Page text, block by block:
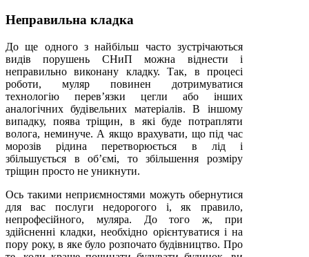
Неправильна кладка
До ще одного з найбільш часто зустрічаються
видів порушень СНиП можна віднести і
неправильно виконану кладку. Так, в процесі
роботи, муляр повинен дотримуватися
технологію перев’язки цегли або інших
аналогічних будівельних матеріалів. В іншому
випадку, поява тріщин, в які буде потрапляти
волога, неминуче. А якщо врахувати, що під час
морозів рідина перетворюється в лід і
збільшується в об’ємі, то збільшення розміру
тріщин просто не уникнути.
Ось такими неприємностями можуть обернутися
для вас послуги недорогого і, як правило,
непрофесійного, муляра. До того ж, при
здійсненні кладки, необхідно орієнтуватися і на
пору року, в яке було розпочато будівництво. Про